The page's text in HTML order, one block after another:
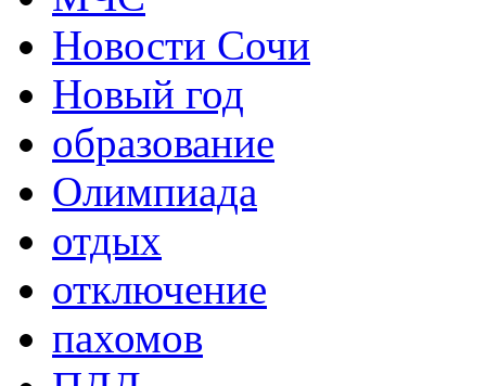
Новости Сочи
Новый год
образование
Олимпиада
отдых
отключение
пахомов